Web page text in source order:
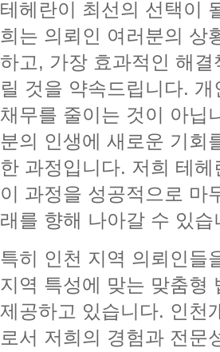
테헤란이 최선의 선택이
희는 의뢰인 여러분의 상
하고, 가장 효과적인 해결
릴 것을 약속드립니다. 개
채무를 줄이는 것이 아닙
분의 인생에 새로운 기회
한 과정입니다. 저희 테헤
이 과정을 성공적으로 마
래를 향해 나아갈 수 있습
특히 인천 지역 의뢰인들
지역 특성에 맞는 맞춤형
제공하고 있습니다. 인천
로서 저희의 경험과 전문